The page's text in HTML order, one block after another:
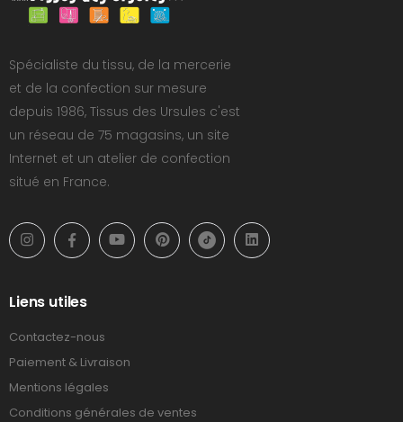
Spécialiste du tissu, de la mercerie
et de la confection sur mesure
depuis 1986, Tissus des Ursules c'est
un réseau de 75 magasins, un site
Internet et un atelier de confection
situé en France.
Liens utiles
Contactez-nous
Paiement & Livraison
Mentions légales
Conditions générales de ventes